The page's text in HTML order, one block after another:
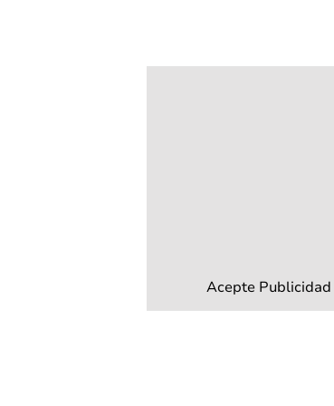
Acepte Publicidad